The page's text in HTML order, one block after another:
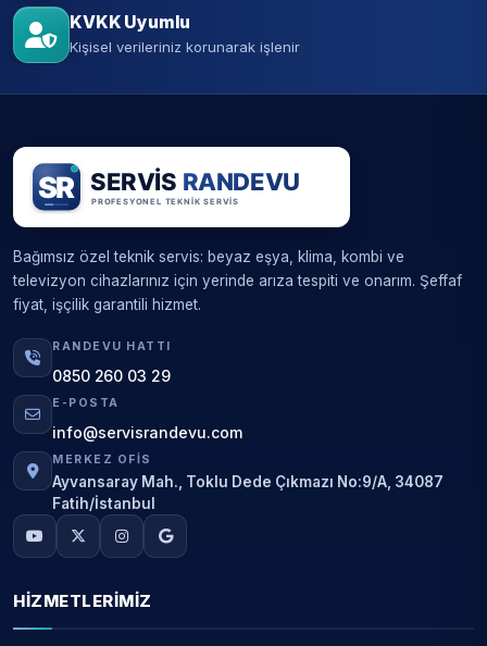
KVKK Uyumlu
Kişisel verileriniz korunarak işlenir
Bağımsız özel teknik servis: beyaz eşya, klima, kombi ve
televizyon cihazlarınız için yerinde arıza tespiti ve onarım. Şeffaf
fiyat, işçilik garantili hizmet.
RANDEVU HATTI
0850 260 03 29
E-POSTA
info@servisrandevu.com
MERKEZ OFIS
Ayvansaray Mah., Toklu Dede Çıkmazı No:9/A, 34087
Fatih/İstanbul
HIZMETLERIMIZ